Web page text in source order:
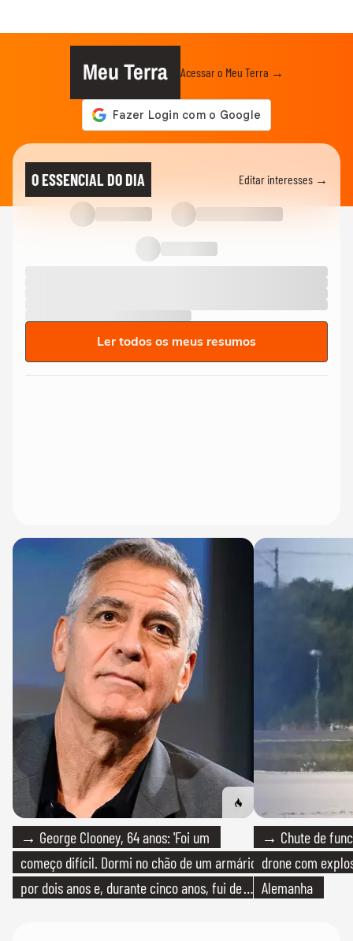
Meu Terra Acessar o Meu Terra →
O ESSENCIAL DO DIA Editar interesses →
Ler todos os meus resumos
→ George Clooney, 64 anos: 'Foi um
começo difícil. Dormi no chão de um armário
por dois anos e, durante cinco anos, fui de
→ Chute de
drone com
Alemanha